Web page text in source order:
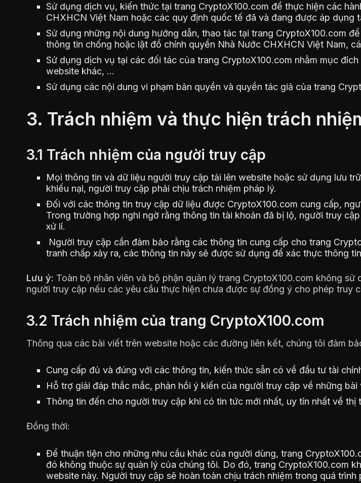
Sử dụng dịch vụ, kiến thức tại trang CryptoX100.com để thực hiện các
CHXHCN Việt Nam hoặc các quy định quốc tế đã và đang được áp dụng
Sử dụng những nội dung hướng dẫn, thao tác tại trang CryptoX100.com
thông tin chống hoặc lật đổ chính quyền Nhà Nước CHXHCN Việt Nam,
Sử dụng dịch vụ tại các đối tác của trang CryptoX100.com nhằm mục
website khác, …
Sử dụng các nội dung vi phạm bản quyền và quyền tác giả của trang
3. Trách nhiệm và thực hiện trách
3.1 Trách nhiệm của người truy cập
Mọi thông tin và dữ liệu người truy cập tải lên website hoặc sử dụng lưu
khiếu nại, người truy cập phải chịu trách nhiệm pháp lý.
Đối với các thông tin truy cập dữ liệu được CryptoX100.com cung cấp,
Trong trường hợp nghi ngờ rằng thông tin tài khoản đã bị lộ, người truy
xử lí.
Người truy cập cần đảm bảo rằng các thông tin cung cấp cho trang
tranh chấp xảy ra, các thông tin này sẽ được sử dụng để xác thực thông
Lưu ý: Toàn bộ nhân viên và bộ phận quản lý trang CryptoX100.com không
người truy cập nếu các yêu cầu thực hiện chưa được sự đồng ý cho phép truy
3.2 Trách nhiệm của trang CryptoX100.com
Thông qua các bài viết trên website hoặc các đường liên kết, chúng tôi đảm
Cung cấp đủ và đúng với các thông tin, kiến thức sẵn có về đầu tư tài
Hỗ trợ giải đáp thắc mắc, phản hồi ý kiến của người truy cập về những
Thông tin đến cho người truy cập khi có tin tức mới nhất, uy tín nhất về thị
Đồng thời:
Để thuận tiện cho những nhu cầu khác của người dùng, trang
đó không thuộc sự quản lý của chúng tôi. Do đó, trang CryptoX100.com
website này. Người truy cập sẽ hoàn toàn chịu trách nhiệm trong quá